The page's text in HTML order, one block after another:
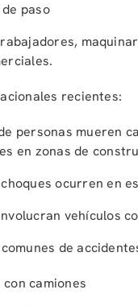
paso
recientes:
personas mueren
en zonas de
ocurren en
vehículos
de
con camiones